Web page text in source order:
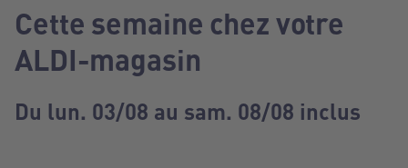
Cette semaine chez votre
ALDI-magasin
Du lun. 03/08 au sam. 08/08 inclus